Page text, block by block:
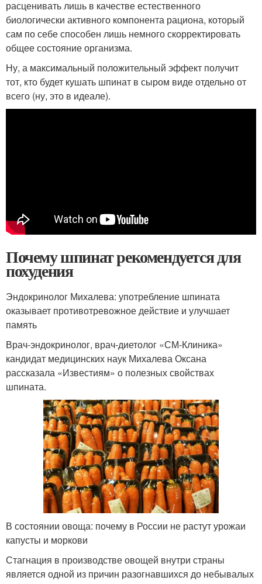
расценивать лишь в качестве естественного
биологически активного компонента рациона, который
сам по себе способен лишь немного скорректировать
общее состояние организма.
Ну, а максимальный положительный эффект получит
тот, кто будет кушать шпинат в сыром виде отдельно от
всего (ну, это в идеале).
Почему шпинат рекомендуется для
похудения
Эндокринолог Михалева: употребление шпината
оказывает противотревожное действие и улучшает
память
Врач-эндокринолог, врач-диетолог «СМ-Клиника»
кандидат медицинских наук Михалева Оксана
рассказала «Известиям» о полезных свойствах
шпината.
В состоянии овоща: почему в России не растут урожаи
капусты и моркови
Стагнация в производстве овощей внутри страны
является одной из причин разогнавшихся до небывалых